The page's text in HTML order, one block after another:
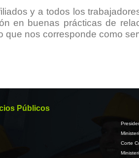
y a todos los
en buenas prácticas de
que nos corresponde como
Públicos
Corte